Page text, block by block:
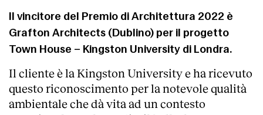
Il vincitore del Premio di Architettura 2022 è
Grafton Architects (Dublino) per il progetto
Town House – Kingston University di Londra.
Il cliente è la Kingston University e ha ricevuto
questo riconoscimento per la notevole qualità
ambientale che dà vita ad un contesto